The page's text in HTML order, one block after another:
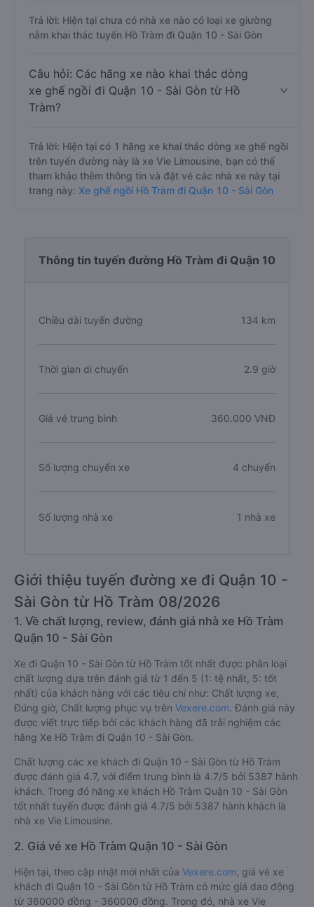
Trả lời: Hiện tại chưa có nhà xe nào có loại xe giường
nằm khai thác tuyến Hồ Tràm đi Quận 10 - Sài Gòn
Câu hỏi: Các hãng xe nào khai thác dòng
xe ghế ngồi đi Quận 10 - Sài Gòn từ Hồ
Tràm?
Trả lời: Hiện tại có 1 hãng xe khai thác dòng xe ghế ngồi
trên tuyến đường này là xe Vie Limousine, bạn có thể
tham khảo thêm thông tin và đặt vé các nhà xe này tại
trang này: Xe ghế ngồi Hồ Tràm đi Quận 10 - Sài Gòn
Thông tin tuyến đường Hồ Tràm đi Quận 10
Chiều dài tuyến đường 134 km
Thời gian di chuyển 2.9 giờ
Giá vé trung bình 360.000 VNĐ
Số lượng chuyến xe 4 chuyến
Số lượng nhà xe 1 nhà xe
Giới thiệu tuyến đường xe đi Quận 10 -
Sài Gòn từ Hồ Tràm 08/2026
1. Về chất lượng, review, đánh giá nhà xe Hồ Tràm
Quận 10 - Sài Gòn
Xe đi Quận 10 - Sài Gòn từ Hồ Tràm tốt nhất được phân loại
chất lượng dựa trên đánh giá từ 1 đến 5 (1: tệ nhất, 5: tốt
nhất) của khách hàng với các tiêu chí như: Chất lượng xe,
Đúng giờ, Chất lượng phục vụ trên Vexere.com. Đánh giá này
được viết trực tiếp bởi các khách hàng đã trải nghiệm các
hãng Xe Hồ Tràm đi Quận 10 - Sài Gòn.
Chất lượng các xe khách đi Quận 10 - Sài Gòn từ Hồ Tràm
được đánh giá 4.7, với điểm trung bình là 4.7/5 bởi 5387 hành
khách. Trong đó hãng xe khách Hồ Tràm Quận 10 - Sài Gòn
tốt nhất tuyến được đánh giá 4.7/5 bởi 5387 hành khách là
nhà xe Vie Limousine.
2. Giá vé xe Hồ Tràm Quận 10 - Sài Gòn
Hiện tại, theo cập nhật mới nhất của Vexere.com , giá vé xe
khách đi Quận 10 - Sài Gòn từ Hồ Tràm có mức giá dao động
từ 360000 đồng - 360000 đồng. Trong đó, nhà xe Vie